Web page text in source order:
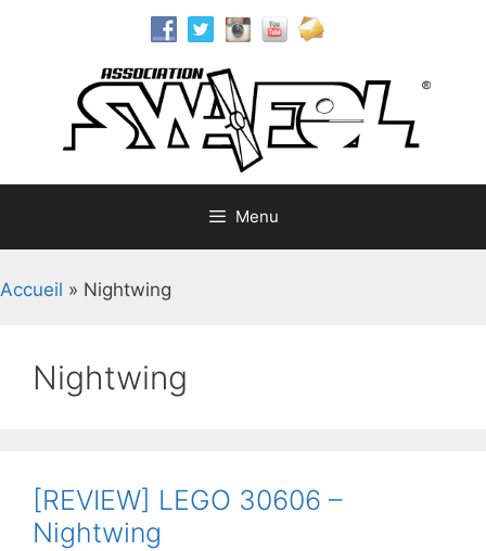
Menu
Accueil » Nightwing
Nightwing
[REVIEW] LEGO 30606 –
Nightwing